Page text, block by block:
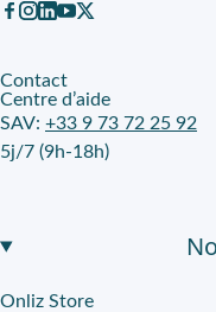
Contact
Centre d’aide
SAV: +33 9 73 72 25 92
5j/7 (9h-18h)
Onliz Store